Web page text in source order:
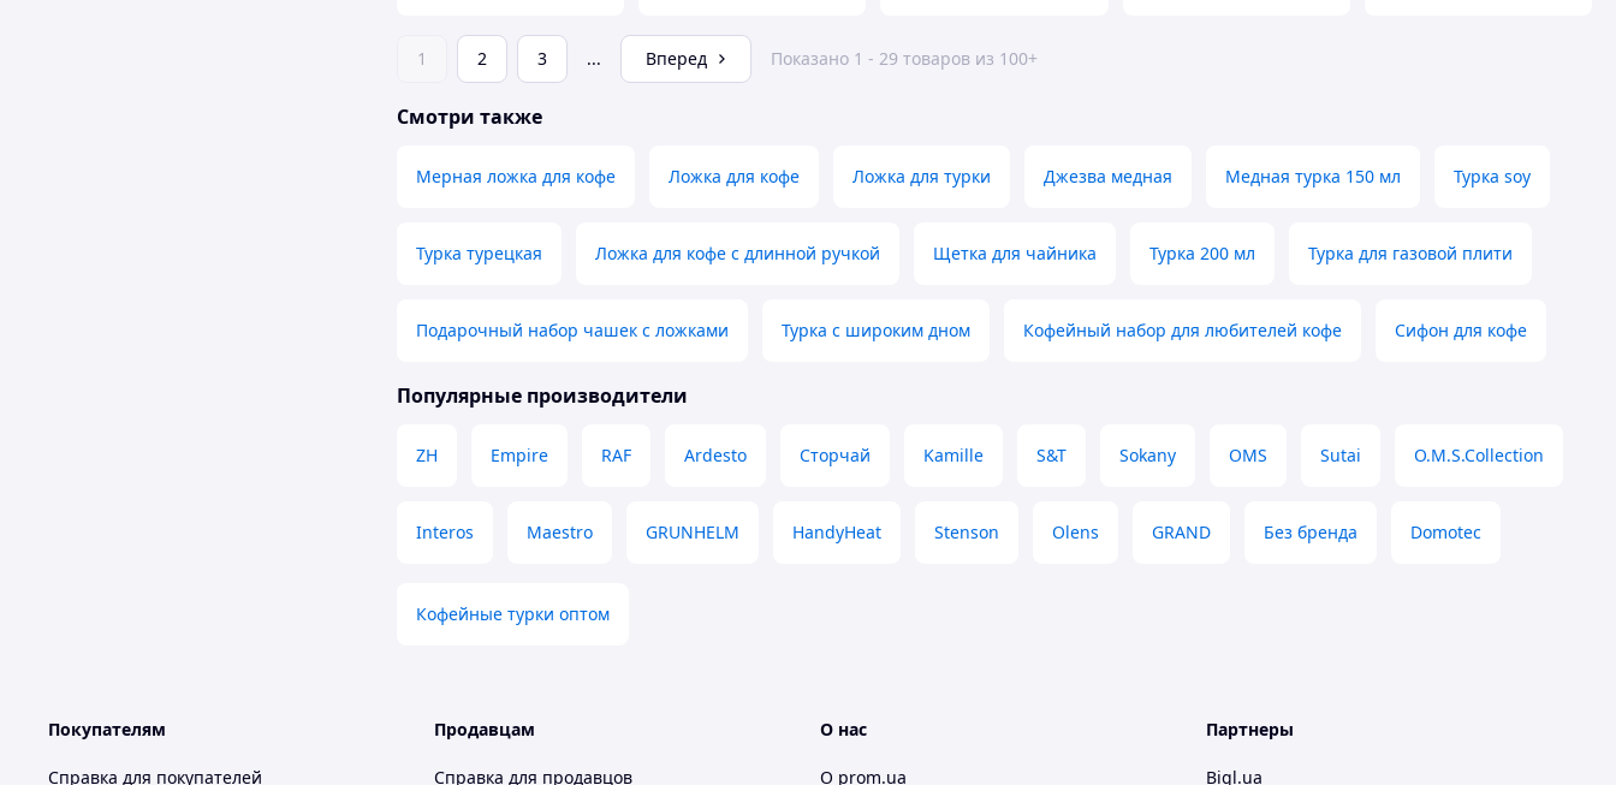
1 2 3 ... Вперед Показано 1 - 29 товаров из 100+
Смотри также
Мерная ложка для кофе Ложка для кофе Ложка для турки Джезва медная Медная турка 150 мл Турка soy
Турка турецкая Ложка для кофе с длинной ручкой Щетка для чайника Турка 200 мл Турка для газовой плити
Подарочный набор чашек с ложками Турка с широким дном Кофейный набор для любителей кофе Сифон для кофе
Популярные производители
ZH Empire RAF Ardesto Сторчай Kamille S&T Sokany OMS Sutai O.M.S.Collection
Interos Maestro GRUNHELM HandyHeat Stenson Olens GRAND Без бренда Domotec
Кофейные турки оптом
Покупателям
Справка для покупателей
Продавцам
Справка для продавцов
О нас
О prom.ua
Партнеры
Bigl.ua